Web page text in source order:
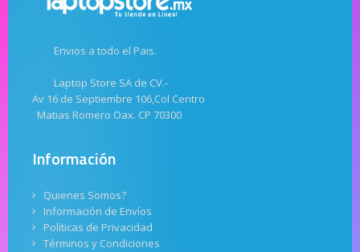
Envios a todo el Pais.
Laptop Store SA de CV.-
Av 16 de Septiembre 106,Col Centro
Matias Romero Oax. CP 70300
Información
Quienes Somos?
Información de Envíos
Políticas de Privacidad
Términos y Condiciones